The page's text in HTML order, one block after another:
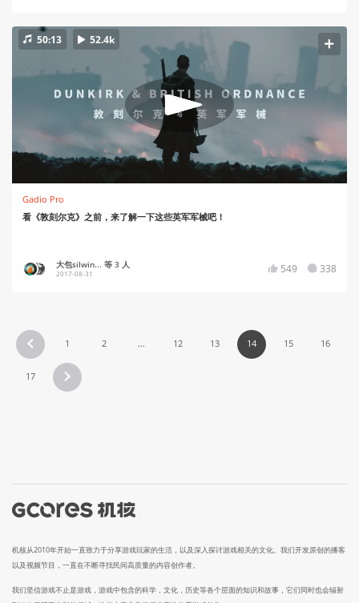
50:13 52.4k
Gadio Pro
看《敦刻尔克》之前，来了解一下这些英军军械吧！
大包silwin... 等 3 人
2017-08-31 549 338
1 2 ... 12 13 14 15 16
17
机核从2010年开始一直致力于分享游戏玩家的生活，以及深入探讨游戏相关的文化。我们开发原创的播客
以及视频节目，一直在不断寻找民间高质量的内容创作者。
我们坚信游戏不止是游戏，游戏中包含的科学，文化，历史等各个层面的知识和故事，它们同时也会辐射